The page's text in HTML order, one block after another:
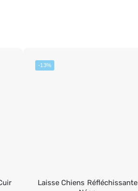
-13%
Laisse Chiens Réfléchissante